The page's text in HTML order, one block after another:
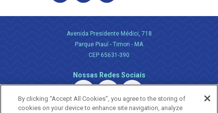
Avenida Presidente Médici, 718
Parque Piauí - Timon - MA
CEP 65631-390
Nossas Redes Sociais
By clicking “Accept All Cookies”, you agree to the storing of
cookies on your device to enhance site navigation, analyze